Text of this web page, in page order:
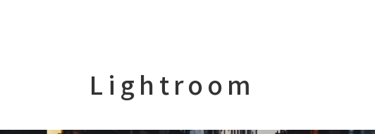
Lightroom